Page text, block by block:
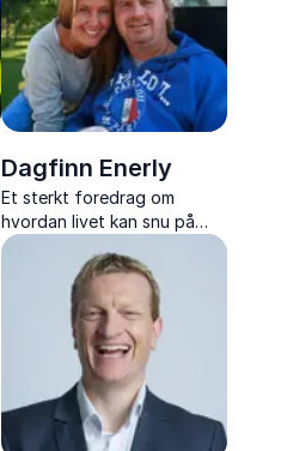
Dagfinn Enerly
Et sterkt foredrag om
hvordan livet kan snu på
minutter, og veien videre
etter en livsomveltende